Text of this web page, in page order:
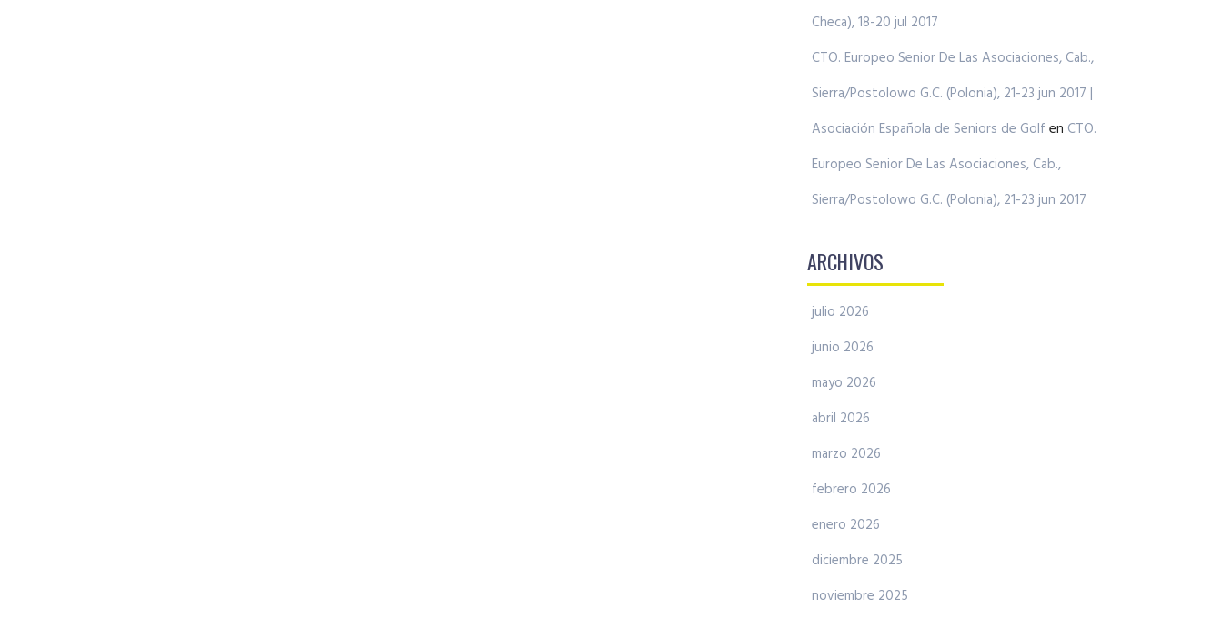
Checa), 18-20 jul 2017
CTO. Europeo Senior De Las Asociaciones, Cab.,
Sierra/Postolowo G.C. (Polonia), 21-23 jun 2017 |
Asociación Española de Seniors de Golf en CTO.
Europeo Senior De Las Asociaciones, Cab.,
Sierra/Postolowo G.C. (Polonia), 21-23 jun 2017
ARCHIVOS
julio 2026
junio 2026
mayo 2026
abril 2026
marzo 2026
febrero 2026
enero 2026
diciembre 2025
noviembre 2025